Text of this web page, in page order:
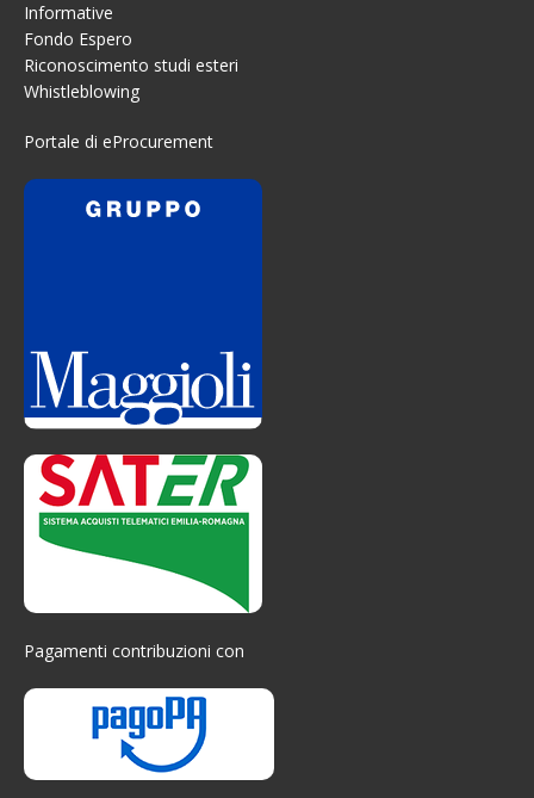
Informative
Fondo Espero
Riconoscimento studi esteri
Whistleblowing
Portale di eProcurement
Pagamenti contribuzioni con